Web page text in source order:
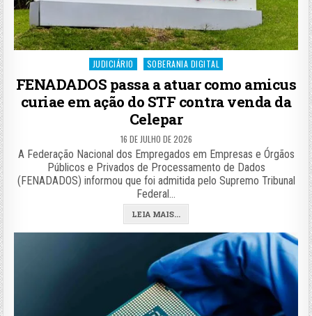
Posted
in
JUDICIÁRIO SOBERANIA DIGITAL
FENADADOS passa a atuar como amicus
curiae em ação do STF contra venda da
Celepar
16 DE JULHO DE 2026
A Federação Nacional dos Empregados em Empresas e Órgãos
Públicos e Privados de Processamento de Dados
(FENADADOS) informou que foi admitida pelo Supremo Tribunal
Federal…
LEIA MAIS...